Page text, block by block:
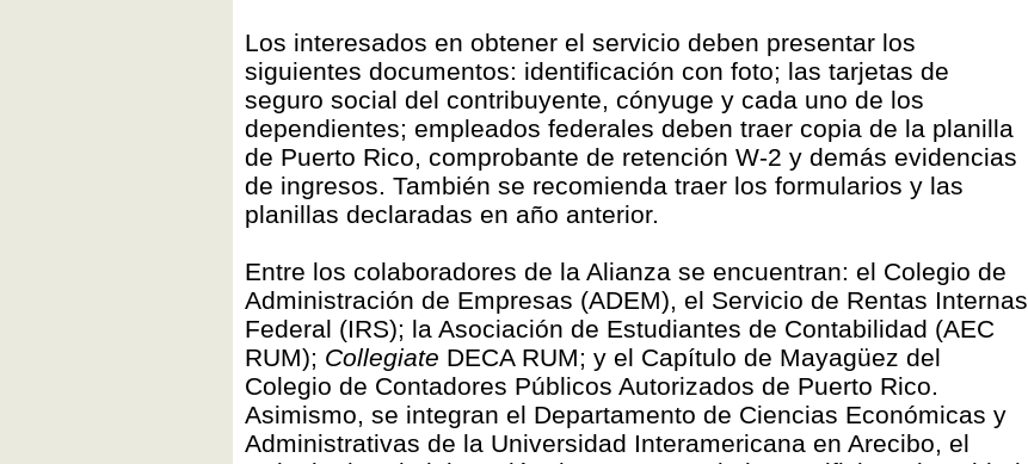
Los interesados en obtener el servicio deben presentar los
siguientes documentos: identificación con foto; las tarjetas de
seguro social del contribuyente, cónyuge y cada uno de los
dependientes; empleados federales deben traer copia de la planilla
de Puerto Rico, comprobante de retención W-2 y demás evidencias
de ingresos. También se recomienda traer los formularios y las
planillas declaradas en año anterior.
Entre los colaboradores de la Alianza se encuentran: el Colegio de
Administración de Empresas (ADEM), el Servicio de Rentas Internas
Federal (IRS); la Asociación de Estudiantes de Contabilidad (AEC
RUM); Collegiate DECA RUM; y el Capítulo de Mayagüez del
Colegio de Contadores Públicos Autorizados de Puerto Rico.
Asimismo, se integran el Departamento de Ciencias Económicas y
Administrativas de la Universidad Interamericana en Arecibo, el